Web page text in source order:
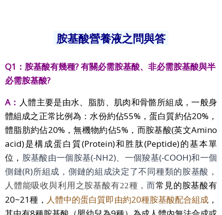
胺基酸營養液之問與答
Q1： 胺基酸有幾種?有關必需胺基酸、非必需胺基酸與半
必需胺基酸?
A： 人體主要是由水、脂肪、肌肉和骨骼所組成，一般身
體組成之正常比例為：水份約佔55%，蛋白質約佔20%，
體脂肪約佔20%，無機物約佔5%， 而胺基酸(英文Amino
acid)是構成蛋白質(Protein)和胜肽(Peptide)的基本單
位， 胺基酸由一個胺基(-NH2)、一個羧基(-COOH)和一個
側鏈(R)所組成，側鏈的組成決定了不同種類的胺基酸，
人體能吸收與利用之胺基酸有22種， 而常見的胺基酸有
20~21種， 人體中的蛋白質即由約20種胺基酸配合組成 ，